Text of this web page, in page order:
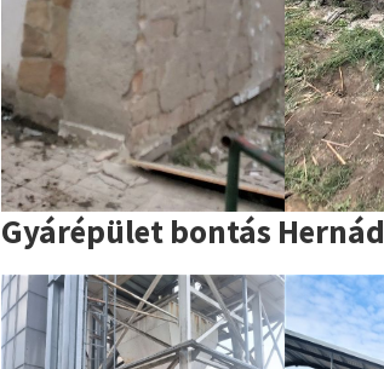
Gyárépület bontás Hernád